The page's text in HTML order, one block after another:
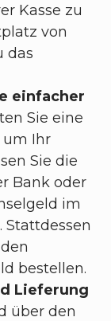
Kasse zu
von
das
einfacher
Sie eine
um Ihr
Sie die
Bank oder
im
Stattdessen
bestellen.
Lieferung
über den